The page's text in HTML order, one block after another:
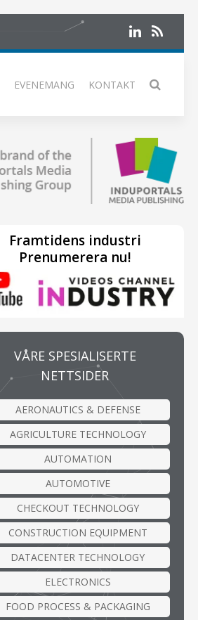
EVENEMANG KONTAKT
Framtidens industri
Prenumerera nu!
VÅRE SPESIALISERTE
NETTSIDER
AERONAUTICS & DEFENSE
AGRICULTURE TECHNOLOGY
AUTOMATION
AUTOMOTIVE
CHECKOUT TECHNOLOGY
CONSTRUCTION EQUIPMENT
DATACENTER TECHNOLOGY
ELECTRONICS
FOOD PROCESS & PACKAGING